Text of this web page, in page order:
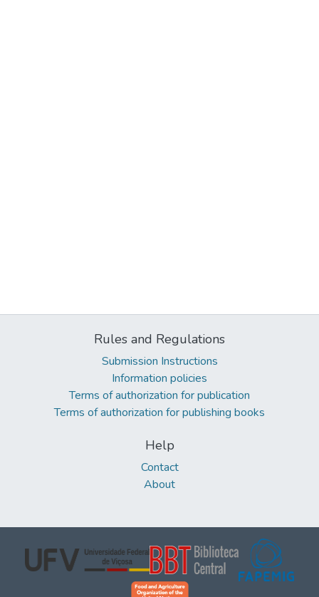
Rules and Regulations
Submission Instructions
Information policies
Terms of authorization for publication
Terms of authorization for publishing books
Help
Contact
About